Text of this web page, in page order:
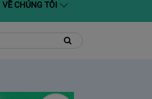
VỀ CHÚNG TÔI
kiếm